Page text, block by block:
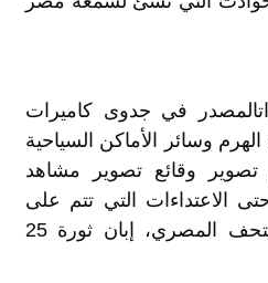
في جدوى كاميرات
وسائر الأماكن السياحية
وقائع تصوير مشاهد
الاعتداءات التي تتم على
المتاحف كما حدث مع المتحف المصري، إبان ثورة 25